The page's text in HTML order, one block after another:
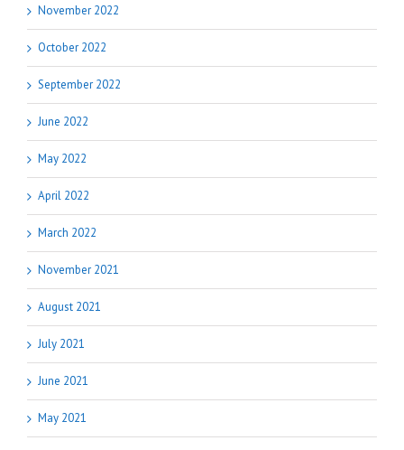
November 2022
October 2022
September 2022
June 2022
May 2022
April 2022
March 2022
November 2021
August 2021
July 2021
June 2021
May 2021